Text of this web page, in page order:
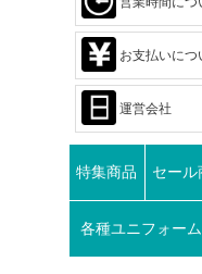
お支払いにつ
運営会社
特集商品 セール
各種ユニフォーム